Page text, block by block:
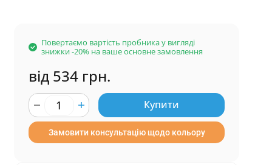
Повертаємо вартість пробника у вигляді
знижки -20% на ваше основне замовлення
від 534 грн.
Купити
Замовити консультацію щодо кольору